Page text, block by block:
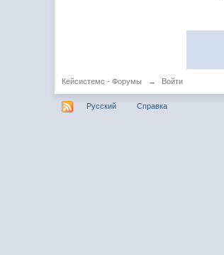
Кейсистемс - Форумы → Войти
Русский Справка